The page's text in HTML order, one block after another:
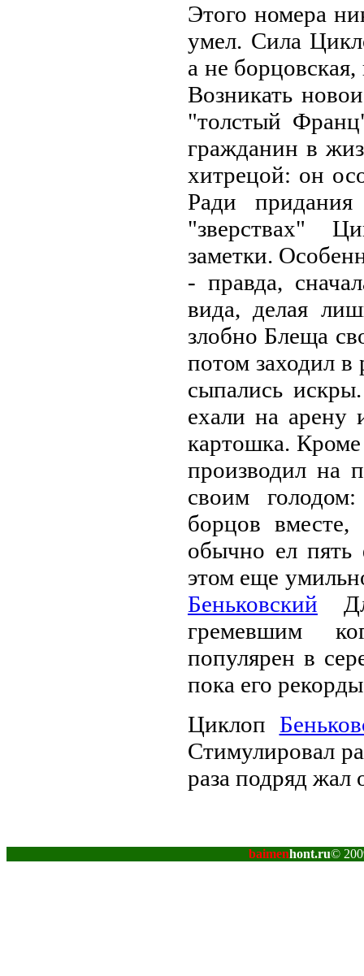
Этого номера
умел. Сила
а не
Возникать
"толстый
гражданин в
хитрецой: он
Ради
"зверствах"
заметки.
- правда,
вида, делая
злобно Блеща
потом заходил в
сыпались
ехали на арену
картошка.
производил на
своим
борцов
обычно ел пять
этом еще
Беньковский
гремевшим
популярен в
пока его
Циклоп
Стимулировал
раза подряд жал
baimenhont.ru©